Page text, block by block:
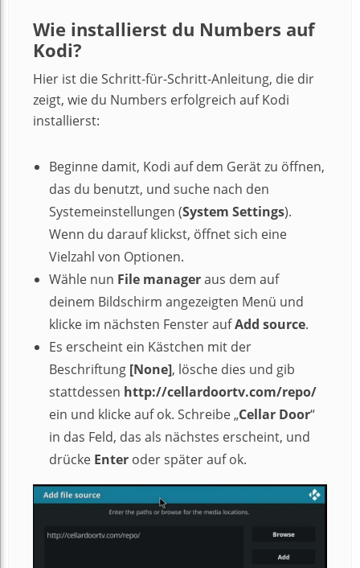
Wie installierst du Numbers auf
Kodi?
Hier ist die Schritt-für-Schritt-Anleitung, die dir
zeigt, wie du Numbers erfolgreich auf Kodi
installierst:
Beginne damit, Kodi auf dem Gerät zu öffnen,
das du benutzt, und suche nach den
Systemeinstellungen (System Settings).
Wenn du darauf klickst, öffnet sich eine
Vielzahl von Optionen.
Wähle nun File manageraus dem auf
deinem Bildschirm angezeigten Menü und
klicke im nächsten Fenster aufAdd source.
Es erscheint ein Kästchen mit der
Beschriftung [None], lösche dies und gib
stattdessen http://cellardoortv.com/repo/
ein und klicke auf ok. Schreibe „Cellar Door“
in das Feld, das als nächstes erscheint, und
drücke Enter oder später auf ok.